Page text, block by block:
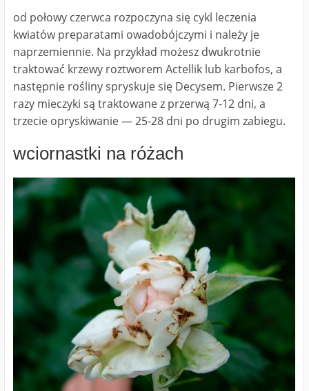
od połowy czerwca rozpoczyna się cykl leczenia
kwiatów preparatami owadobójczymi i należy je
naprzemiennie. Na przykład możesz dwukrotnie
traktować krzewy roztworem Actellik lub karbofos, a
następnie rośliny spryskuje się Decysem. Pierwsze 2
razy mieczyki są traktowane z przerwą 7-12 dni, a
trzecie opryskiwanie ― 25-28 dni po drugim zabiegu.
wciornastki na różach